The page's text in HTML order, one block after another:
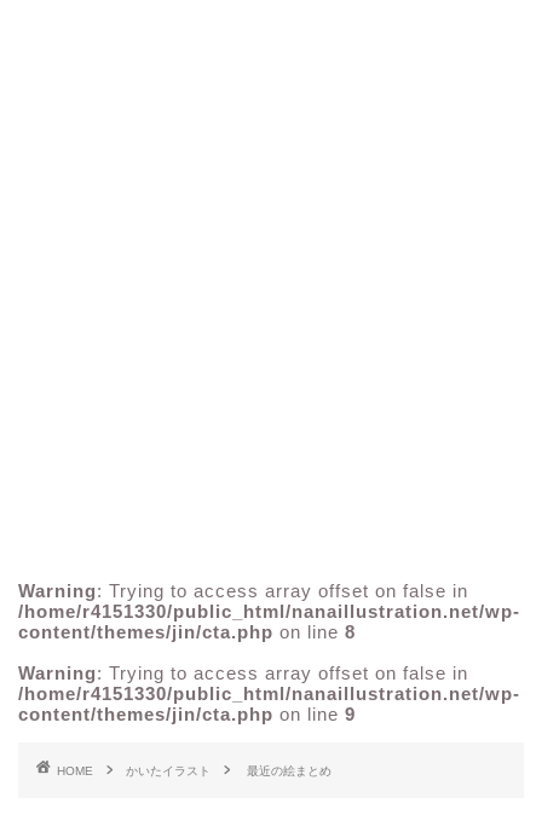
Warning: Trying to access array offset on false in
/home/r4151330/public_html/nanaillustration.net/wp-
content/themes/jin/cta.php on line 8
Warning: Trying to access array offset on false in
/home/r4151330/public_html/nanaillustration.net/wp-
content/themes/jin/cta.php on line 9
HOME かいたイラスト 最近の絵まとめ